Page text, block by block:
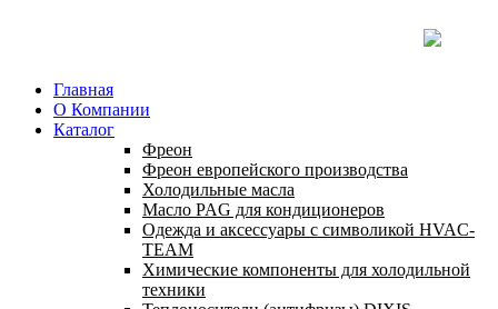
Главная
О Компании
Каталог
Фреон
Фреон европейского производства
Холодильные масла
Масло PAG для кондиционеров
Одежда и аксессуары с символикой HVAC-
TEAM
Химические компоненты для холодильной
техники